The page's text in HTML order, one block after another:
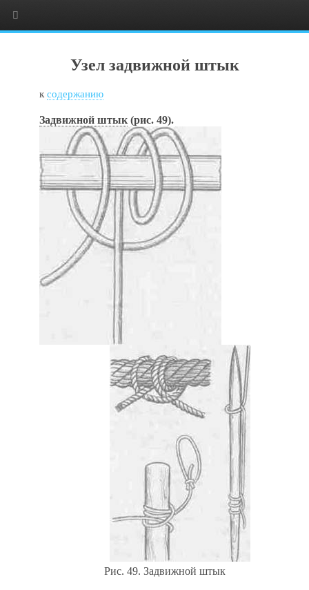
Узел задвижной штык
ксодержанию
Задвижной штык (рис. 49).
Рис. 49. Задвижной штык